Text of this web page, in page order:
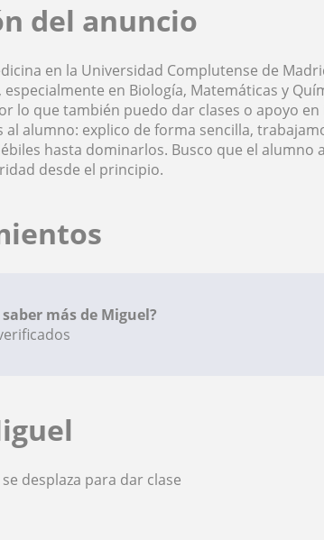
del anuncio
en la Universidad Complutense de
especialmente en Biología, Matemáticas y
lo que también puedo dar clases o apoyo
al alumno: explico de forma sencilla,
hasta dominarlos. Busco que el alumno
desde el principio.
más de Miguel?
desplaza para dar clase